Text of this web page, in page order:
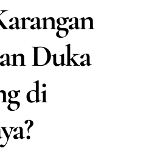
Duka
di